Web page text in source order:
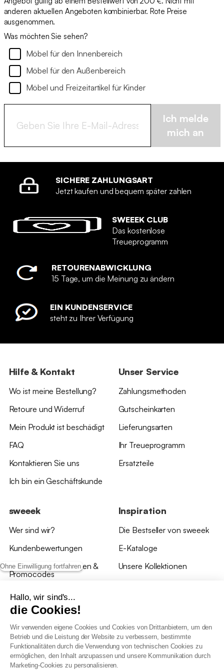
Ohne Einwilligung fortfahren
Hallo, wir sind's...
die Cookies!
Wir verwenden eigene Cookies und Cookies von Drittanbietern, um den
Betrieb und die Leistung der Website zu verbessern, bestimmte
Funktionalitäten durch die Verwendung von technischen Cookies zu
ermöglichen, den Inhalt anzupassen und unsere Kommunikation durch
Marketing-Cookies zu personalisieren.
anderen aktuellen Angeboten kombinierbar. Rote Preise
ausgenommen.
Was möchten Sie sehen?
Möbel für den Innenbereich
Möbel für den Außenbereich
Möbel und Freizeitartikel für Kinder
Ich melde
mich an
SICHERE ZAHLUNGSART
Jetzt kaufen und bequem später zahlen
SWEEEK CLUB
Das kostenlose
Treueprogramm
RETOURENABWICKLUNG
15 Tage, um die Meinung zu ändern
EIN KUNDENSERVICE
steht zu Ihrer Verfügung
Hilfe & Kontakt
Wo ist meine Bestellung?
Retoure und Widerruf
Mein Produkt ist beschädigt
FAQ
Kontaktieren Sie uns
Ich bin ein Geschäftskunde
Unser Service
Zahlungsmethoden
Gutscheinkarten
Lieferungsarten
Ihr Treueprogramm
Ersatzteile
sweeek
Wer sind wir?
Kundenbewertungen
*Angebotsbedingungen &
Promocodes
Bewertungen von sweeek
Unsere Geschäfte
Inspiration
Die Bestseller von sweeek
E-Kataloge
Unsere Kollektionen